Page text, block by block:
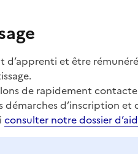
d’apprenti et être
de rapidement
démarches d’inscription
consulter notre dossier